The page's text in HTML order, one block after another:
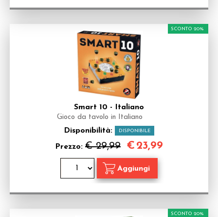
Smart 10 - Italiano
Gioco da tavolo in Italiano
Disponibilità: DISPONIBILE
Prezzo: € 29,99
SCONTO 20%
€ 23,99
SCONTO 20%